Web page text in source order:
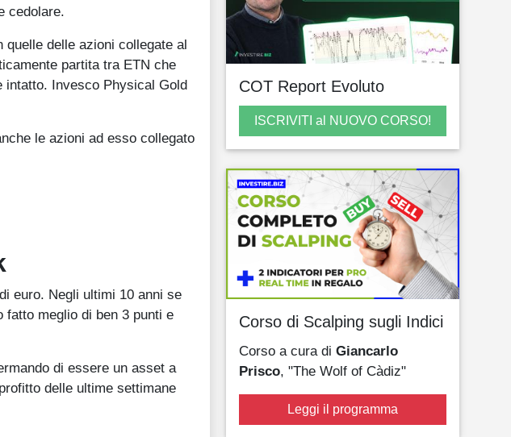
cedolare.
quelle delle azioni collegate al
partita tra ETN che
intatto. Invesco Physical Gold
le azioni ad esso collegato
euro. Negli ultimi 10 anni se
fatto meglio di ben 3 punti e
di essere un asset a
delle ultime settimane
COT Report Evoluto
ISCRIVITI al NUOVO CORSO!
Corso di Scalping sugli Indici
Corso a cura di Giancarlo
Prisco, "The Wolf of Càdiz"
Leggi il programma